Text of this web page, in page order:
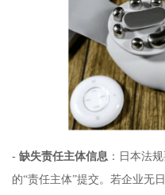
- 缺失责任主体信息 ：日本法
的“责任主体”提交。若企业无